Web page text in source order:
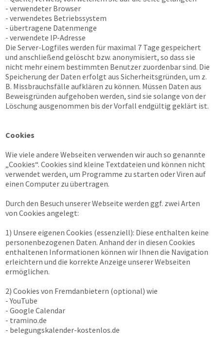
- verwendeter Browser
- verwendetes Betriebssystem
- übertragene Datenmenge
- verwendete IP-Adresse
Die Server-Logfiles werden für maximal 7 Tage gespeichert
und anschließend gelöscht bzw. anonymisiert, so dass sie
nicht mehr einem bestimmten Benutzer zuordenbar sind. Die
Speicherung der Daten erfolgt aus Sicherheitsgründen, um z.
B. Missbrauchsfälle aufklären zu können. Müssen Daten aus
Beweisgründen aufgehoben werden, sind sie solange von der
Löschung ausgenommen bis der Vorfall endgültig geklärt ist.
Cookies
Wie viele andere Webseiten verwenden wir auch so genannte
„Cookies“. Cookies sind kleine Textdateien und können nicht
verwendet werden, um Programme zu starten oder Viren auf
einen Computer zu übertragen.
Durch den Besuch unserer Webseite werden ggf. zwei Arten
von Cookies angelegt:
1) Unsere eigenen Cookies (essenziell): Diese enthalten keine
personenbezogenen Daten. Anhand der in diesen Cookies
enthaltenen Informationen können wir Ihnen die Navigation
erleichtern und die korrekte Anzeige unserer Webseiten
ermöglichen.
2) Cookies von Fremdanbietern (optional) wie
- YouTube
- Google Calendar
- tramino.de
- belegungskalender-kostenlos.de